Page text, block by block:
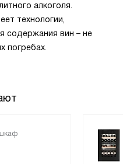
алкоголя.
технологии,
содержания вин – не
погребах.